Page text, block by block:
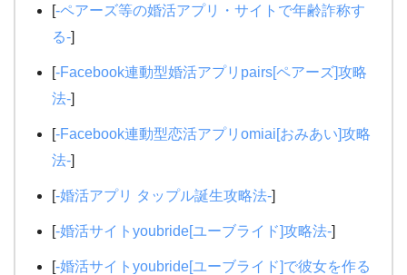
[-ペアーズ等の婚活アプリ・サイトで年齢詐称す
る-]
[-Facebook連動型婚活アプリpairs[ペアーズ]攻略
法-]
[-Facebook連動型恋活アプリomiai[おみあい]攻略
法-]
[-婚活アプリ タップル誕生攻略法-]
[-婚活サイトyoubride[ユーブライド]攻略法-]
[-婚活サイトyoubride[ユーブライド]で彼女を作る